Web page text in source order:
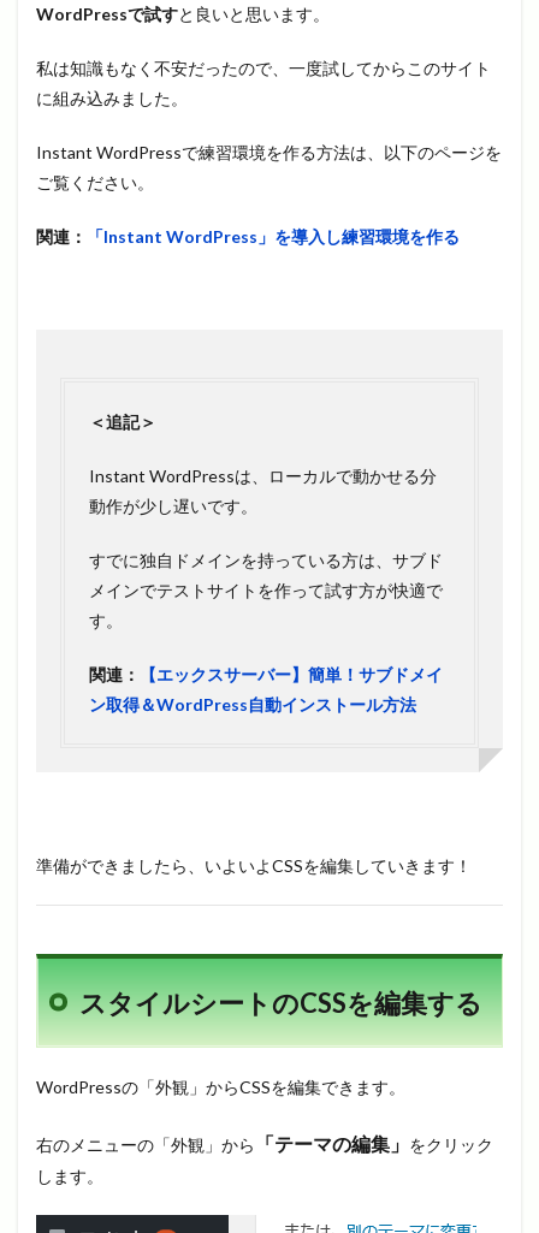
WordPressで試すと良いと思います。
私は知識もなく不安だったので、一度試してからこのサイト
に組み込みました。
Instant WordPressで練習環境を作る方法は、以下のページを
ご覧ください。
関連： 「Instant WordPress」を導入し練習環境を作る
＜追記＞
Instant WordPressは、ローカルで動かせる分
動作が少し遅いです。
すでに独自ドメインを持っている方は、サブド
メインでテストサイトを作って試す方が快適で
す。
関連：
【エックスサーバー】簡単！サブドメイ
ン取得＆WordPress自動インストール方法
準備ができましたら、いよいよCSSを編集していきます！
スタイルシートのCSSを編集する
WordPressの「外観」からCSSを編集できます。
右のメニューの「外観」から 「テーマの編集」 をクリック
します。